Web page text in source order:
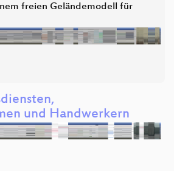
freien Geländemodell für
und Handwerkern